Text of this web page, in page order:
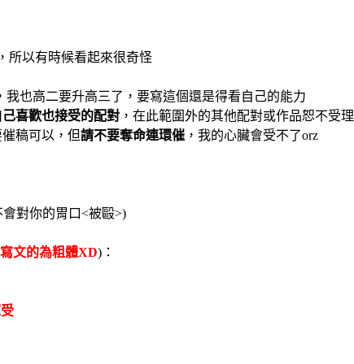
所以有時候看起來很奇怪
我也高二要升高三了，要寫這個還是得看自己的能力
喜歡也接受的配對 ，在此範圍外的其他配對或作品恕不受理
稿可以，但請不要奪命連環催 ，我的心臟會受不了orz
對你的胃口<被毆>)
文的為粗體XD)：